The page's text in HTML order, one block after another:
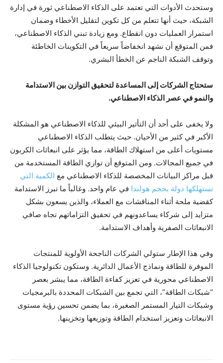
وستحدث الأدوات التي تعتمد على الذكاء الاصطناعي ثورة في إدارة
الشبكة، حيث أنها تتعلم من كل تكوين لتقليل الأخطاء وضمان
استمرار العمليات دون انقطاع. ومع زيادة تبني الذكاء الاصطناعي،
فمن المتوقع أن نشهد انخفاضاً سريعاً في التكوينات الخاطئة
وتوقف الشبكة الناجم عن الخطأ البشري.
ستحتاج الشركات إلى المساعدة لتحقيق التوازن بين الاستدامة
والنمو في عصر الذكاء الاصطناعي.
ولا يخفى على أحد أن التأثير البيئي للذكاء الاصطناعي هو المشكلة
الأكبر في كثير من الأحيان. حيث يتطلب الذكاء الاصطناعي
مستويات أعلى من استهلاك الطاقة، مما يؤثر على انبعاثات الكربون
في جميع المجالات. ومن المتوقع أن توازي الطاقة المستخدمة من
قبل مراكز البيانات المخصصة للذكاء الاصطناعي مع الكمية التي
تستهلكها دولة بحجم هولندا في عام واحد. وغالباً ما تبرز الاستدامة
كقضية ملحة أثناء المناقشات مع العملاء، والذين يسعون بشكل
متزايد إلى شركاء يساعدونهم في تحقيق التزاماتهم تجاه صافي
الانبعاثات الصفرية وأهداف الاستدامة.
وفي هذا الإطار ستولي الشركات الناجحة الأولوية للمنتجات
الموفرة للطاقة ونماذج الأعمال الدائرية. وستكون تكنولوجيا الذكاء
الاصطناعي محورية في تعزيز كفاءة الطاقة، مما يبشر بعصر
“شبكات الطاقة”، التي تجمع بين الشبكات المحددة بالبرمجيات
وشبكات التيار المستمر الصغيرة، بما يضمن تحسين رؤية مستوى
الانبعاثات وتعزيز استخدام الطاقة وتوزيعها وتخزينها.